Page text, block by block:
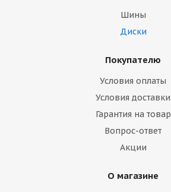
Шины
Диски
Покупателю
Условия оплаты
Условия доставки
Гарантия на товар
Вопрос-ответ
Акции
О магазине